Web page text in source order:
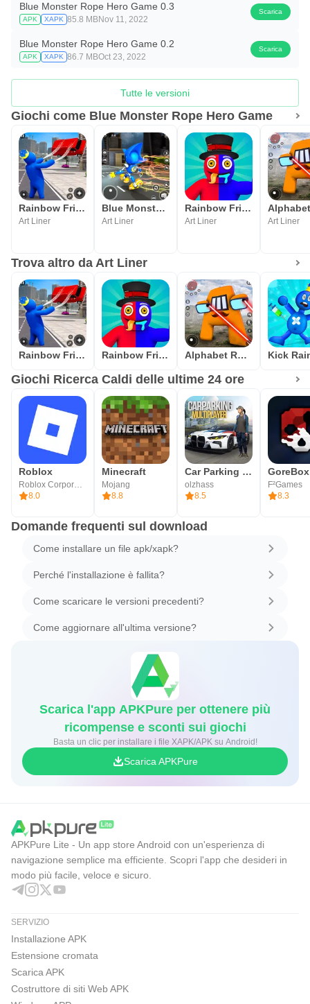
Blue Monster Rope Hero Game 0.3
APK XAPK 85.8 MBNov 11, 2022
Scarica
Blue Monster Rope Hero Game 0.2
APK XAPK 86.7 MBOct 23, 2022
Scarica
Tutte le versioni
Giochi come Blue Monster Rope Hero Game
Rainbow Friends Blue FnF Game
Art Liner
Blue Monster Rope Hero Game
Art Liner
Rainbow Friends Survival Rope
Art Liner Art Liner
Trova altro da Art Liner
Rainbow Friends Blue FnF Game Rainbow Friends Survival Rope Alphabet Rope Hero Game
Giochi Ricerca Caldi delle ultime 24 ore
Roblox
Roblox Corporation
8.0
Minecraft
Mojang
8.8
Car Parking Multiplayer
olzhass
8.5
GoreBox
F²Games
8.3
Domande frequenti sul download
Come installare un file apk/xapk?
Perché l'installazione è fallita?
Come scaricare le versioni precedenti?
Come aggiornare all'ultima versione?
Scarica l'app APKPure per ottenere più
ricompense e sconti sui giochi
Basta un clic per installare i file XAPK/APK su Android!
Scarica APKPure
APKPure Lite - Un app store Android con un'esperienza di
navigazione semplice ma efficiente. Scopri l'app che desideri in
modo più facile, veloce e sicuro.
SERVIZIO
Installazione APK
Estensione cromata
Scarica APK
Costruttore di siti Web APK